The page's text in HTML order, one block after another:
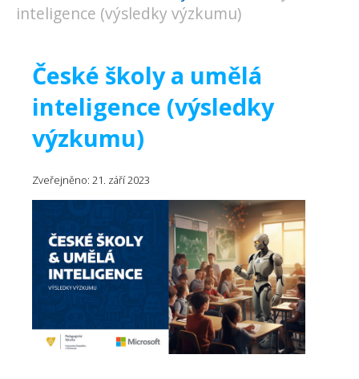
inteligence (výsledky výzkumu)
České školy a umělá
inteligence (výsledky
výzkumu)
Zveřejněno: 21. září 2023